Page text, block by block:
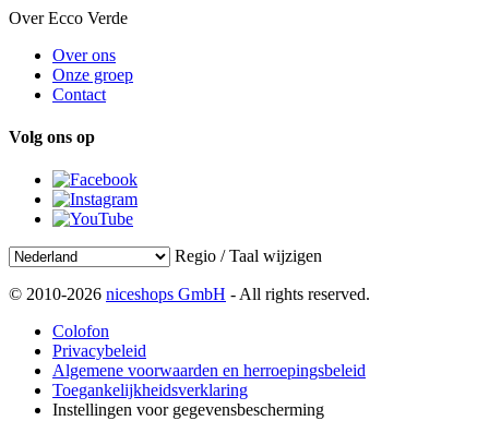
Over Ecco Verde
Over ons
Onze groep
Contact
Volg ons op
Regio / Taal wijzigen
© 2010-2026 niceshops GmbH - All rights reserved.
Colofon
Privacybeleid
Algemene voorwaarden en herroepingsbeleid
Toegankelijkheidsverklaring
Instellingen voor gegevensbescherming